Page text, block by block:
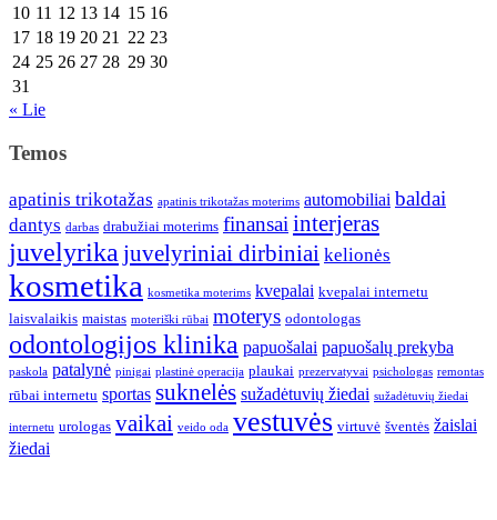
10 11 12 13 14 15 16
17 18 19 20 21 22 23
24 25 26 27 28 29 30
31
« Lie
Temos
apatinis trikotažas apatinis trikotažas moterims automobiliai baldai
dantys darbas drabužiai moterims finansai interjeras
juvelyrika juvelyriniai dirbiniai kelionės
kosmetika kosmetika moterims kvepalai kvepalai internetu
laisvalaikis maistas moteriški rūbai moterys odontologas
odontologijos klinika papuošalai papuošalų prekyba
paskola patalynė pinigai plastinė operacija plaukai prezervatyvai psichologas remontas
rūbai internetu sportas suknelės sužadėtuvių žiedai sužadėtuvių žiedai
internetu urologas vaikai veido oda vestuvės virtuvė šventės žaislai
žiedai